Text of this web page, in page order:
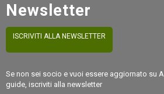
Newsletter
ISCRIVITI ALLA NEWSLETTER
Se non sei socio e vuoi essere aggiornato su
guide, iscriviti alla newsletter